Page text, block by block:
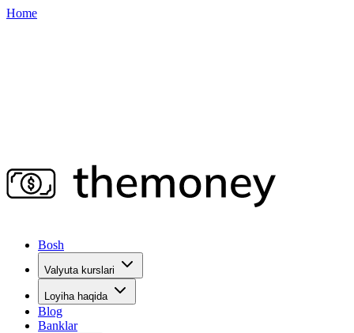
Home
Bosh
Valyuta kurslari
Loyiha haqida
Blog
Banklar